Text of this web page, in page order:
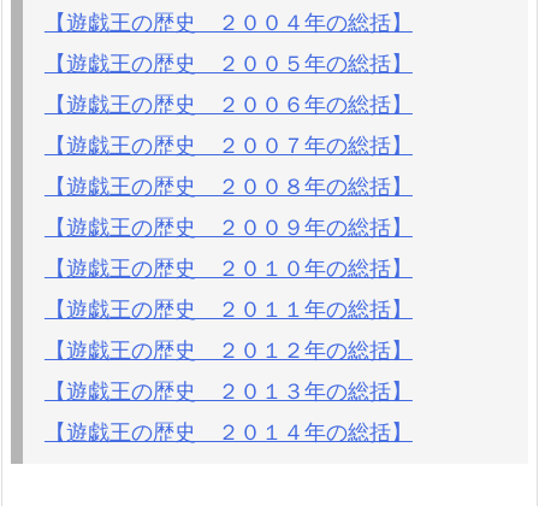
【遊戯王の歴史 ２００４年の総括】
【遊戯王の歴史 ２００５年の総括】
【遊戯王の歴史 ２００６年の総括】
【遊戯王の歴史 ２００７年の総括】
【遊戯王の歴史 ２００８年の総括】
【遊戯王の歴史 ２００９年の総括】
【遊戯王の歴史 ２０１０年の総括】
【遊戯王の歴史 ２０１１年の総括】
【遊戯王の歴史 ２０１２年の総括】
【遊戯王の歴史 ２０１３年の総括】
【遊戯王の歴史 ２０１４年の総括】